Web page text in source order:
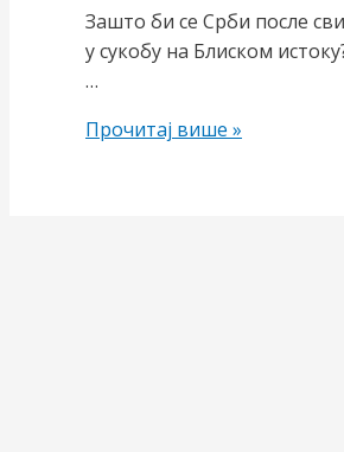
Зашто би се Срби после
у сукобу на Блиском
…
О
Прочитај више »